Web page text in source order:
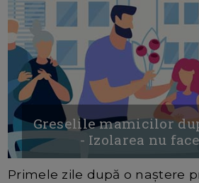
Greselile mamicilor
- Izolarea nu
Primele zile după o naștere